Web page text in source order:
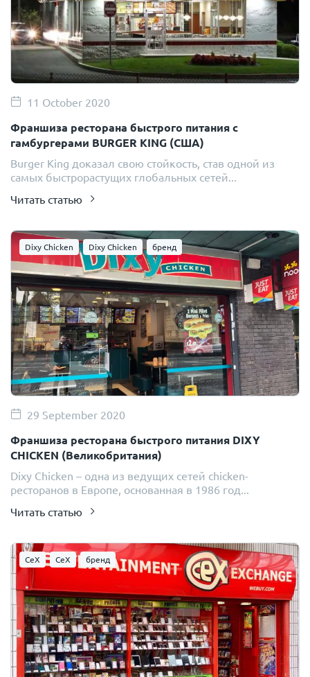
11 October 2020
Франшиза ресторана быстрого питания с
гамбургерами BURGER KING (США)
Burger King доказал свою стойкость, став одной из
самых быстрорастущих глобальных сетей...
Читать статью
Dixy Chicken Dixy Chicken бренд
29 September 2020
Франшиза ресторана быстрого питания DIXY
CHICKEN (Великобритания)
Dixy Chicken – одна из ведущих сетей chicken-
ресторанов в Европе, основанная в 1986 год...
Читать статью
CeX CeX бренд